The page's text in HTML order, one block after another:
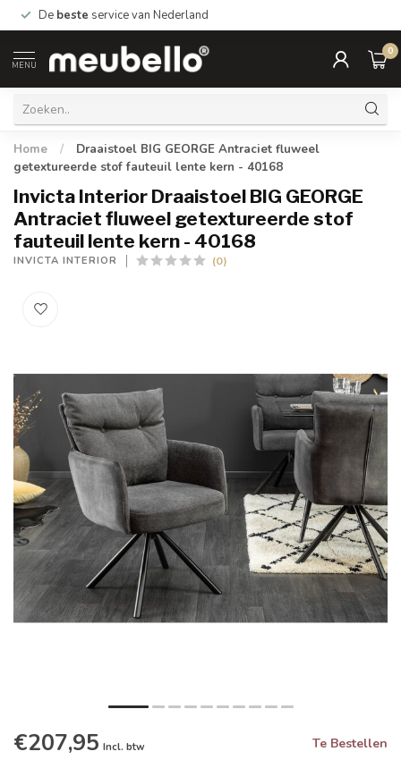
De beste service van Nederland
MENU
0
Home /
Draaistoel BIG GEORGE Antraciet fluweel
getextureerde stof fauteuil lente kern - 40168
Invicta Interior Draaistoel BIG GEORGE
Antraciet fluweel getextureerde stof
fauteuil lente kern - 40168
INVICTA INTERIOR (0)
€207,95 Incl. btw Te Bestellen